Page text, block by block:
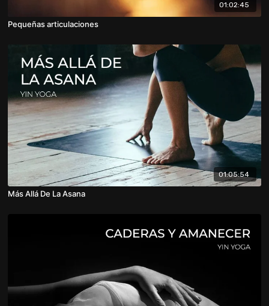
01:02:45
Pequeñas articulaciones
01:05:54
Más Allá De La Asana